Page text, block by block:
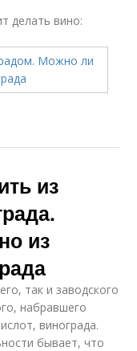
делать вино:
из
из
так и заводского
набравшего
винограда.
бывает, что